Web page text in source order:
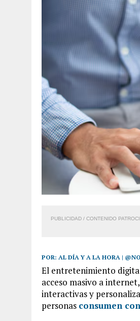
5 AGOSTO, 2026 |
PUBLICIDAD / CONTENIDO
POR: AL DÍA Y A LA HORA |
El entretenimiento
acceso masivo a
interactivas y
personas consumen